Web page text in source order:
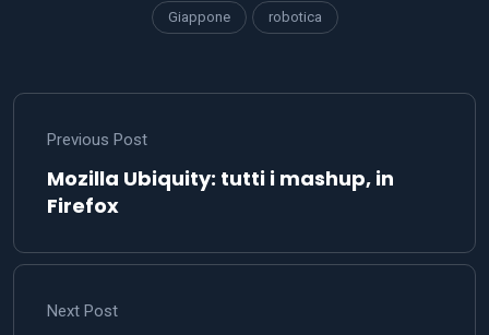
Giappone robotica
Previous Post
Mozilla Ubiquity: tutti i mashup, in
Firefox
Next Post